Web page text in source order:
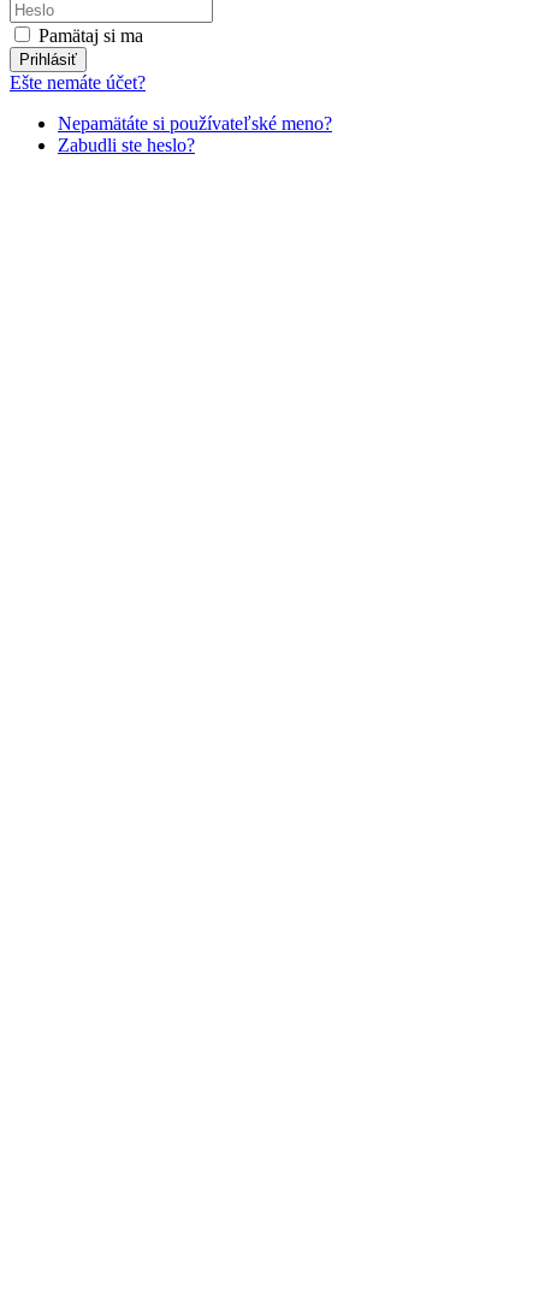
Pamätaj si ma
Prihlásiť
Ešte nemáte účet?
Nepamätáte si používateľské meno?
Zabudli ste heslo?